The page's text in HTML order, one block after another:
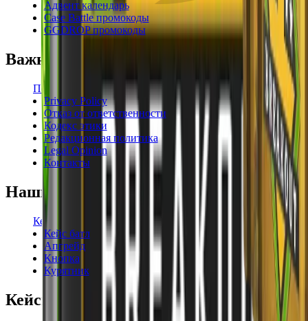
Адвент календарь
Case Battle промокоды
GGDROP промокоды
Важная информация
Пользовательское соглашение
Privacy Policy
Отказ от ответственности
Кодекс этики
Редакционная политика
Legal Opinion
Контакты
Наши режимы
Кейсы
Кейс батл
Апгрейд
Кнопка
Курятник
Кейсы